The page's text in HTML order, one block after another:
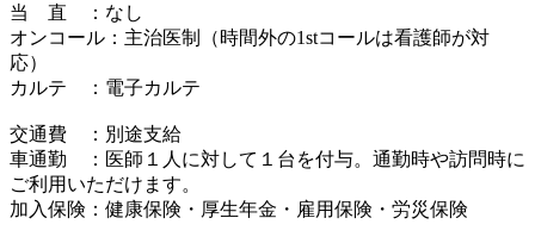
当 直 ：なし
オンコール：主治医制（時間外の1stコールは看護師が対
応）
カルテ ：電子カルテ
交通費 ：別途支給
車通勤 ：医師１人に対して１台を付与。通勤時や訪問時に
ご利用いただけます。
加入保険：健康保険・厚生年金・雇用保険・労災保険